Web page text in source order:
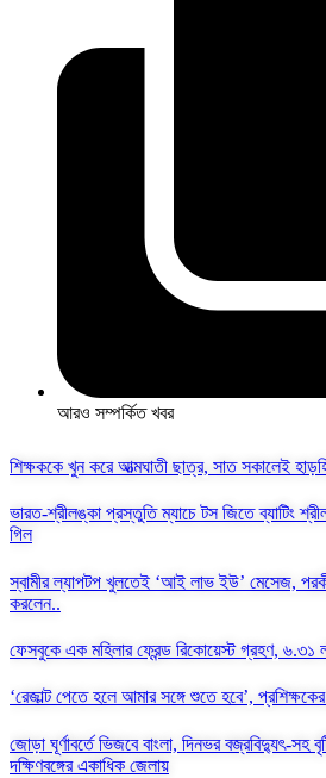
আরও সম্পর্কিত খবর
শিক্ষককে খুন করে আত্মঘাতী ছাত্র, সাত সকালেই
ভারত-শ্রীলঙ্কা প্রস্তুতি ম্যাচে টস জিতে ব্যাটিং
গিল
স্বামীর ল্যাপটপ খুলতেই ‘আই লাভ ইউ’ মেসেজ,
করলেন..
ফেসবুকে এক মহিলার ফ্রেন্ড রিকোয়েস্ট গ্রহণ, ৬.৩১
‘রেজাল্ট পেতে হলে আমার সঙ্গে শুতে হবে’,
জোড়া ঘূর্ণাবর্তে ভিজবে বাংলা, দিনভর বজ্রবিদ্যুৎ-সহ
দক্ষিণবঙ্গের একাধিক জেলায়